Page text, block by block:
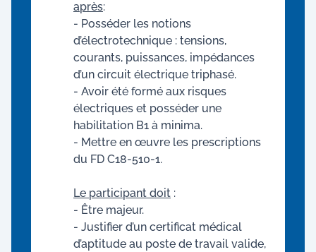
après:
- Posséder les notions
d’électrotechnique : tensions,
courants, puissances, impédances
d’un circuit électrique triphasé.
- Avoir été formé aux risques
électriques et posséder une
habilitation B1 à minima.
- Mettre en œuvre les prescriptions
du FD C18-510-1.
Le participant doit :
- Être majeur.
- Justifier d’un certificat médical
d’aptitude au poste de travail valide,